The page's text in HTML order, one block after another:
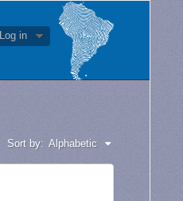
Log in
Sort by: Alphabetic